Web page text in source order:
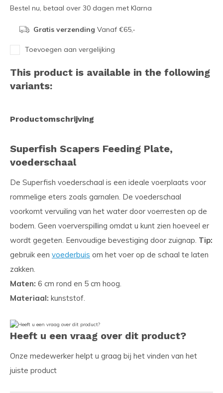
Bestel nu, betaal over 30 dagen met Klarna
Gratis verzending Vanaf €65,-
Toevoegen aan vergelijking
This product is available in the following
variants:
Productomschrijving
Superfish Scapers Feeding Plate,
voederschaal
De Superfish voederschaal is een ideale voerplaats voor
rommelige eters zoals garnalen. De voederschaal
voorkomt vervuiling van het water door voerresten op de
bodem. Geen voerverspilling omdat u kunt zien hoeveel er
wordt gegeten. Eenvoudige bevestiging door zuignap. Tip:
gebruik een voederbuis om het voer op de schaal te laten
zakken.
Maten: 6 cm rond en 5 cm hoog.
Materiaal: kunststof.
Heeft u een vraag over dit product?
Onze medewerker helpt u graag bij het vinden van het
juiste product